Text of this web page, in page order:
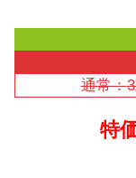
通常：
特